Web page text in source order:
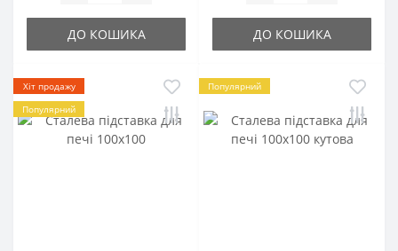
ДО КОШИКА ДО КОШИКА
Хіт продажу
Популярний
Популярний